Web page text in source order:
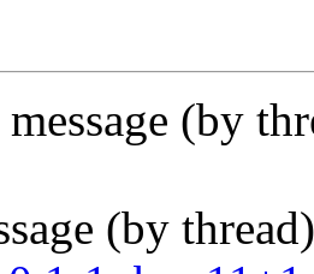
(by
(by